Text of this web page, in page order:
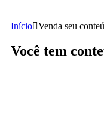
Início Venda seu
Você tem